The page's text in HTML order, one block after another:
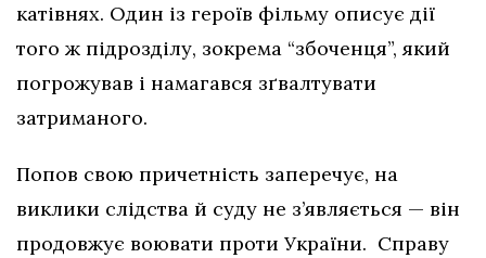
катівнях. Один із героїв фільму описує дії
того ж підрозділу, зокрема “збоченця”, який
погрожував і намагався зґвалтувати
затриманого.
Попов свою причетність заперечує, на
виклики слідства й суду не з’являється — він
продовжує воювати проти України. Справу